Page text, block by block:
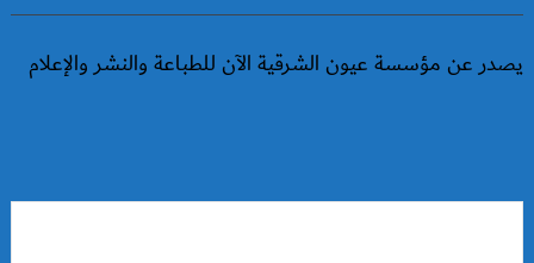
يصدر عن مؤسسة عيون الشرقية الآن للطباعة والنشر والإعلام